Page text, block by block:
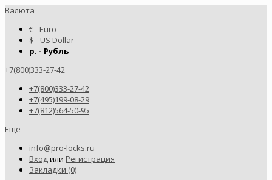
Валюта
€ - Euro
$ - US Dollar
р. - Рубль
+7(800)333-27-42
+7(800)333-27-42
+7(495)199-08-29
+7(812)564-50-95
Ещё
info@pro-locks.ru
Входили Регистрация
Закладки (0)